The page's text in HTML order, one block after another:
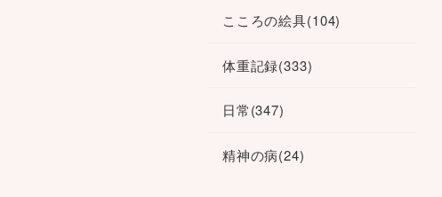
こころの絵具(104)
体重記録(333)
日常(347)
精神の病(24)